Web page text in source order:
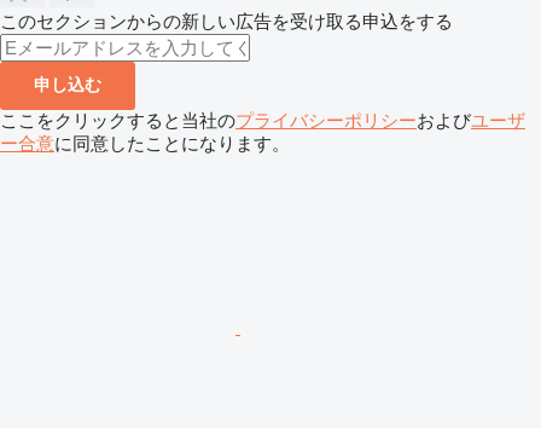
このセクションからの新しい広告を受け取る申込をする
申し込む
ここをクリックすると当社のプライバシーポリシーおよびユーザ
ー合意に同意したことになります。